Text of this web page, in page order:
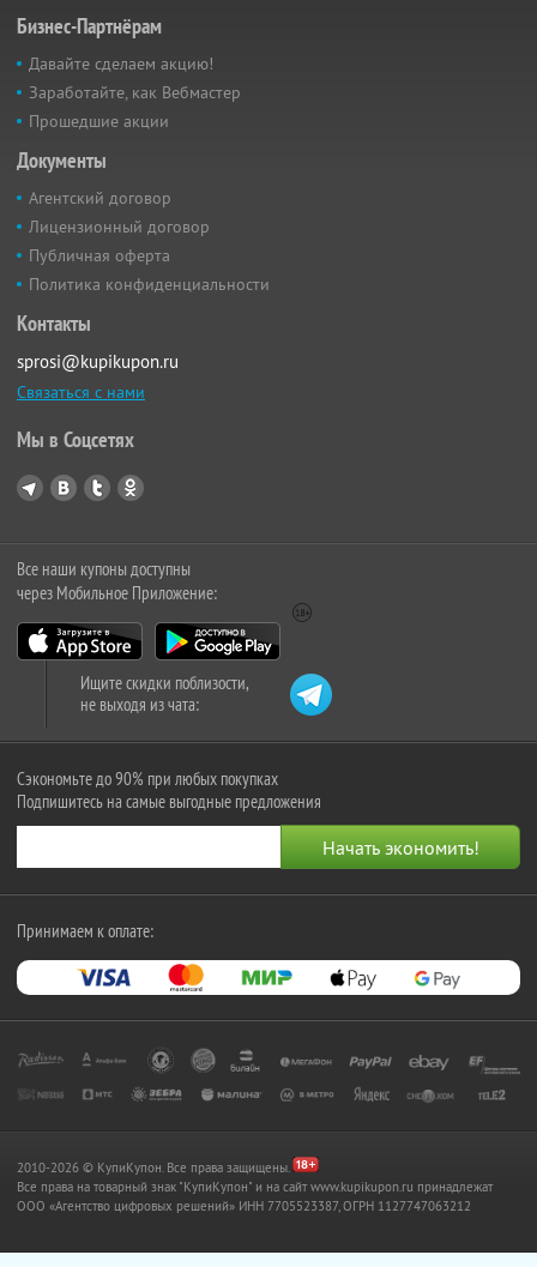
Бизнес-Партнёрам
Давайте сделаем акцию!
Заработайте, как Вебмастер
Прошедшие акции
Документы
Агентский договор
Лицензионный договор
Публичная оферта
Политика конфиденциальности
Контакты
sprosi@kupikupon.ru
Связаться с нами
Мы в Соцсетях
Все наши купоны доступны
через Мобильное Приложение:
Ищите скидки поблизости,
не выходя из чата:
Сэкономьте до 90% при любых покупках
Подпишитесь на самые выгодные предложения
Принимаем к оплате:
2010-2026 © КупиКупон. Все права защищены.
Все права на товарный знак "КупиКупон" и на сайт www.kupikupon.ru принадлежат
OOO «Агентство цифровых решений» ИНН 7705523387, ОГРН 1127747063212